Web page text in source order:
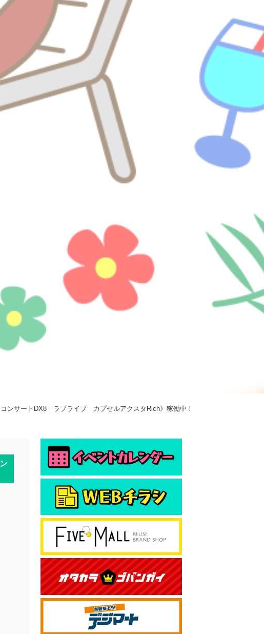
ンサートDX8｜ラブライブ カプセルアクスタRich》稼働中！